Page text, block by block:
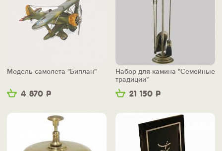
4 870 Р
Модель самолета "Биплан"
21 150 Р
Набор для камина "Семейные
традиции"